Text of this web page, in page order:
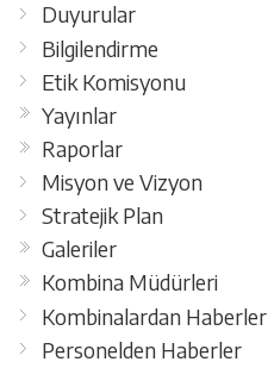
Duyurular
Bilgilendirme
Etik Komisyonu
Yayınlar
Raporlar
Misyon ve Vizyon
Stratejik Plan
Galeriler
Kombina Müdürleri
Kombinalardan Haberler
Personelden Haberler